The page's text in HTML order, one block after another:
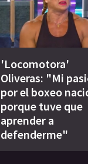
'Locomotora'
Oliveras: "Mi
por el boxeo
porque tuve que
aprender a
defenderme"